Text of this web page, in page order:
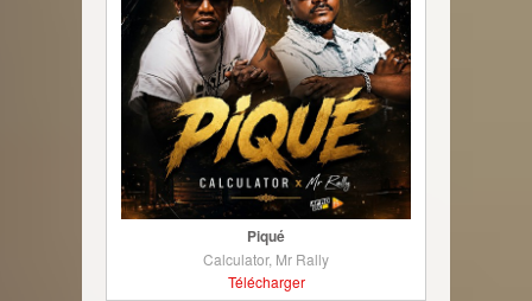
Piqué
Calculator, Mr Rally
Télécharger